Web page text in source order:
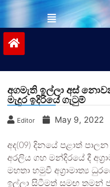
අගමැති ඉල්ලා අස්
මැදුර ඉදිරියේ ගැටුම්
Editor May 9, 2022
අද(09) දිනයේ පළාත්
අරලිය ගහ මන්දිරයේ දී
මහතා හමුවී අග්‍රාමාත්‍ය
ඉල්ලා සිටීමත් සමඟ තමන්